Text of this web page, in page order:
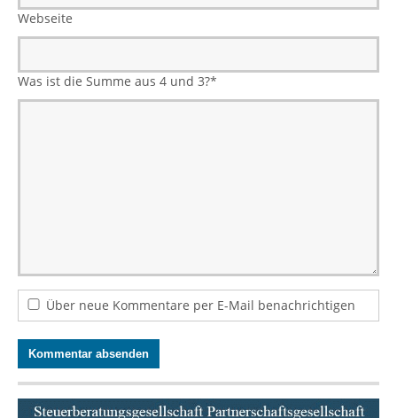
Webseite
Was ist die Summe aus 4 und 3?*
Über neue Kommentare per E-Mail benachrichtigen